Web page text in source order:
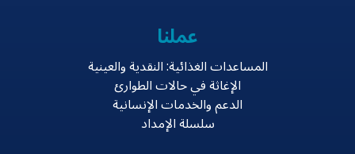
عملنا
المساعدات الغذائية: النقدية والعينية
الإغاثة في حالات الطوارئ
الدعم والخدمات الإنسانية
سلسلة الإمداد